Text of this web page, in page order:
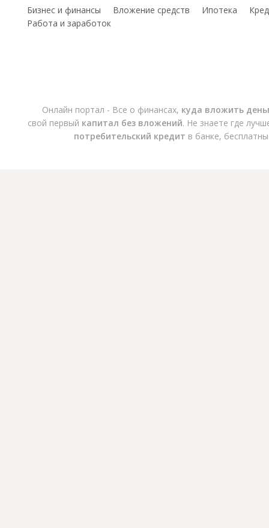
Бизнес и финансы Вложение средств Ипотека
Работа и заработок
Онлайн портал - Все о финансах, куда вложить
свой первый капитал без вложений. Не знаете где
потребительский кредит в банке,